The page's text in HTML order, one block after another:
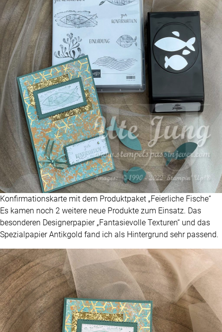
Konfirmationskarte mit dem Produktpaket „Feierliche Fische“
Es kamen noch 2 weitere neue Produkte zum Einsatz. Das
besonderen Designerpapier „Fantasievolle Texturen“ und das
Spezialpapier Antikgold fand ich als Hintergrund sehr passend.